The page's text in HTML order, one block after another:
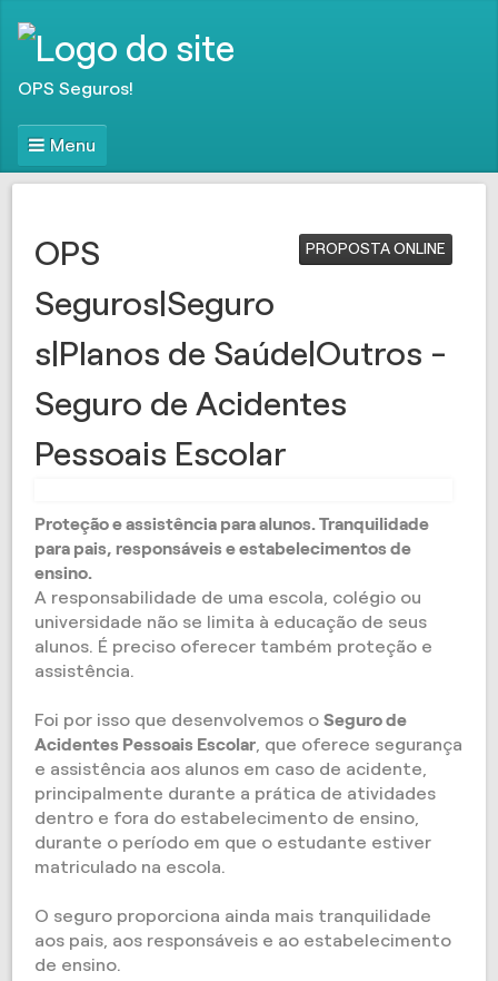
OPS Seguros!
Menu
PROPOSTA ONLINE
OPS
Seguros|Seguro
s|Planos de Saúde|Outros -
Seguro de Acidentes
Pessoais Escolar
Proteção e assistência para alunos. Tranquilidade
para pais, responsáveis e estabelecimentos de
ensino.
A responsabilidade de uma escola, colégio ou
universidade não se limita à educação de seus
alunos. É preciso oferecer também proteção e
assistência.
Foi por isso que desenvolvemos oSeguro de
Acidentes Pessoais Escolar , que oferece segurança
e assistência aos alunos em caso de acidente,
principalmente durante a prática de atividades
dentro e fora do estabelecimento de ensino,
durante o período em que o estudante estiver
matriculado na escola.
O seguro proporciona ainda mais tranquilidade
aos pais, aos responsáveis e ao estabelecimento
de ensino.